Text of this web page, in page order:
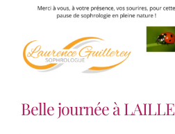
Belle journée à LAILLE